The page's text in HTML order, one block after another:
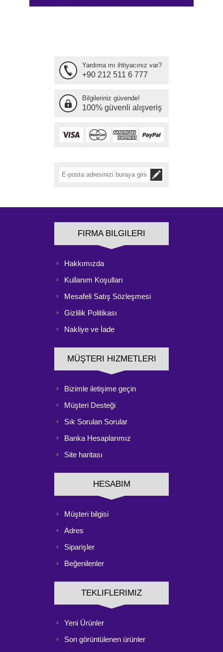
Yardıma mı ihtiyacınız var?
+90 212 511 6 777
Bilgileriniz güvende!
100% güvenli alışveriş
FIRMA BILGILERI
Hakkımızda
Kullanım Koşulları
Mesafeli Satış Sözleşmesi
Gizlilik Politikası
Nakliye ve İade
MÜŞTERI HIZMETLERI
Bizimle iletişime geçin
Müşteri Desteği
Sık Sorulan Sorular
Banka Hesaplarımız
Site haritası
HESABIM
Müşteri bilgisi
Adres
Siparişler
Beğenilenler
TEKLIFLERIMIZ
Yeni Ürünler
Son görüntülenen ürünler